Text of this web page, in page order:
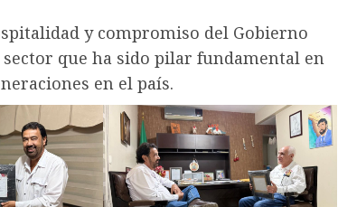
y compromiso del Gobierno
que ha sido pilar fundamental en
en el país.